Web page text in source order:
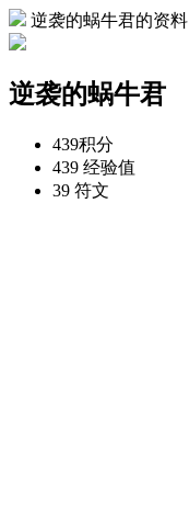
逆袭的蜗牛君的资料
逆袭的蜗牛君
439积分
439 经验值
39 符文